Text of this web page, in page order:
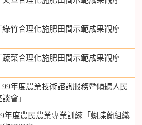
綠竹合理化施肥田間示範成果觀摩
蔬菜合理化施肥田間示範成果觀摩
99年度農業技術諮詢服務暨傾聽人民
會」
年度農民農業專業訓練「蝴蝶蘭組織